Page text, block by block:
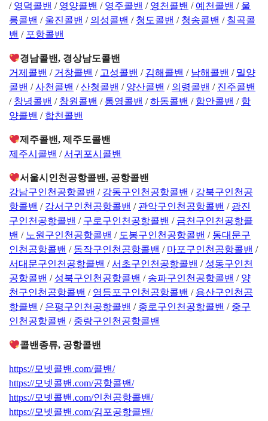
/ 영덕콜밴 / 영양콜밴 / 영주콜밴 / 영천콜밴 / 예천콜밴 / 울
릉콜밴 / 울진콜밴 / 의성콜밴 / 청도콜밴 / 청송콜밴 / 칠곡콜
밴 / 포항콜밴
경남콜밴, 경상남도콜밴
거제콜밴 / 거창콜밴 / 고성콜밴 / 김해콜밴 / 남해콜밴 / 밀양
콜밴 /사천콜밴 /산청콜밴 / 양산콜밴 / 의령콜밴 / 진주콜밴
/ 창녕콜밴 / 창원콜밴 / 통영콜밴 /하동콜밴 / 함안콜밴 / 함
양콜밴 / 합천콜밴
제주콜밴, 제주도콜밴
제주시콜밴 /서귀포시콜밴
서울시인천공항콜밴, 공항콜밴
강남구인천공항콜밴 / 강동구인천공항콜밴 / 강북구인천공
항콜밴 / 강서구인천공항콜밴 / 관악구인천공항콜밴 / 광진
구인천공항콜밴 / 구로구인천공항콜밴 / 금천구인천공항콜
밴 / 노원구인천공항콜밴 / 도봉구인천공항콜밴 / 동대문구
인천공항콜밴 / 동작구인천공항콜밴 / 마포구인천공항콜밴 /
서대문구인천공항콜밴 /서초구인천공항콜밴 / 성동구인천
공항콜밴 / 성북구인천공항콜밴 / 송파구인천공항콜밴 / 양
천구인천공항콜밴 / 영등포구인천공항콜밴 / 용산구인천공
항콜밴 / 은평구인천공항콜밴 / 종로구인천공항콜밴 / 중구
인천공항콜밴 / 중랑구인천공항콜밴
콜밴종류, 공항콜밴
https://모넷콜밴.com/콜밴/
https://모넷콜밴.com/공항콜밴/
https://모넷콜밴.com/인천공항콜밴/
https://모넷콜밴.com/김포공항콜밴/